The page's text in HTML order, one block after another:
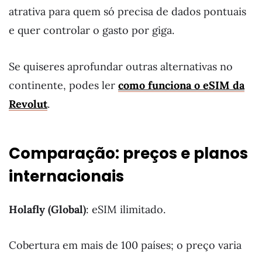
atrativa para quem só precisa de dados pontuais
e quer controlar o gasto por giga.
Se quiseres aprofundar outras alternativas no
continente, podes ler como funciona o eSIM da
Revolut.
Comparação: preços e planos
internacionais
Holafly (Global): eSIM ilimitado.
Cobertura em mais de 100 países; o preço varia